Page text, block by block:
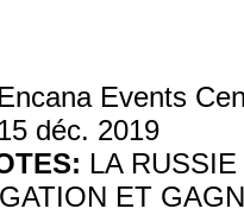
Encana Events
déc. 2019
LA
ET